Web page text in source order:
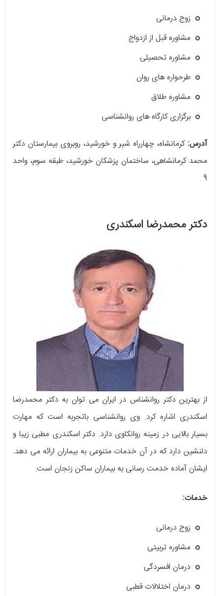
زوج درمانی
مشاوره قبل از ازدواج
مشاوره تحصیلی
طرحواره های روان
مشاوره طلاق
برگزاری کارگاه های روانشناسی
آدرس: کرمانشاه، چهارراه شیر و خورشید، روبروی بیمارستان دکتر
محمد کرمانشاهی، ساختمان پزشکان خورشید، طبقه سوم، واحد
9
دکتر محمدرضا اسکندری
از بهترین دکتر روانشناس در ایران می توان به دکتر محمدرضا
اسکندری اشاره کرد. وی روانشناسی باتجربه است که مهارت
بسیار بالایی در زمینه روانکاوی دارد. دکتر اسکندری مطبی زیبا و
دلنشین دارد که در آن خدمات متنوعی به بیماران ارائه می دهد.
ایشان آماده خدمت رسانی به بیماران ساکن زنجان است.
خدمات:
زوج درمانی
مشاوره تربیتی
درمان افسردگی
درمان اختلالات قطبی